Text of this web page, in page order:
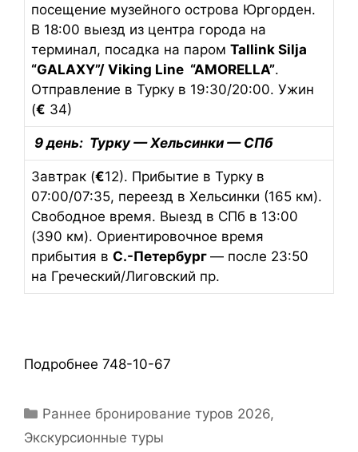
посещение музейного острова Юргорден.
В 18:00 выезд из центра города на
терминал, посадка на паром Tallink Silja
“GALAXY”/ Viking Line “AMORELLA”.
Отправление в Турку в 19:30/20:00. Ужин
(€ 34)
9 день: Турку — Хельсинки — СПб
Завтрак (€12). Прибытие в Турку в
07:00/07:35, переезд в Хельсинки (165 км).
Свободное время. Выезд в СПб в 13:00
(390 км). Ориентировочное время
прибытия в С.-Петербург — после 23:50
на Греческий/Лиговский пр.
Подробнее 748-10-67
Раннее бронирование туров 2026,
Экскурсионные туры